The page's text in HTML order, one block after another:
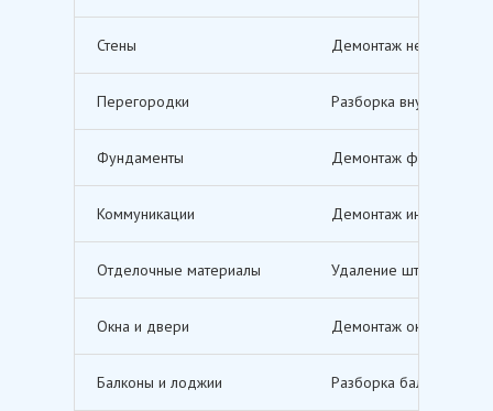
Стены Демонтаж несущих и
Перегородки Разборка внутренних
Фундаменты Демонтаж
Коммуникации Демонтаж инженерных
Отделочные материалы Удаление штукатурки,
Окна и двери Демонтаж оконных и
Балконы и лоджии Разборка балконов и